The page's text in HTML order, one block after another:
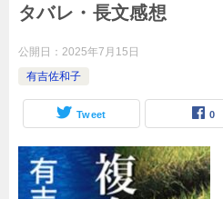
タバレ・長文感想
公開日： 2025年7月15日
有吉佐和子
Tweet 0